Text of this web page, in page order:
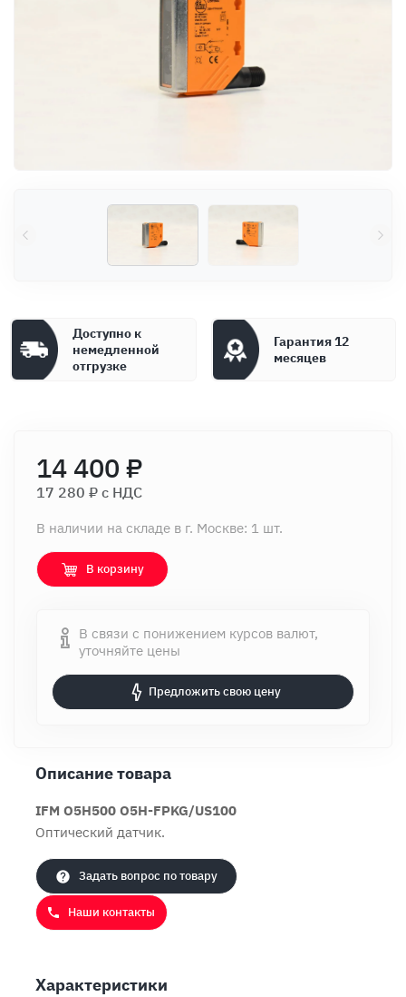
Доступно к
немедленной
отгрузке
Гарантия 12
месяцев
14 400 ₽
17 280 ₽ c НДС
В наличии на складе в г. Москве: 1 шт.
В корзину
В связи с понижением курсов валют,
уточняйте цены
Предложить свою цену
Описание товара
IFM O5H500 O5H-FPKG/US100
Оптический датчик.
Задать вопрос по товару
Наши контакты
Характеристики